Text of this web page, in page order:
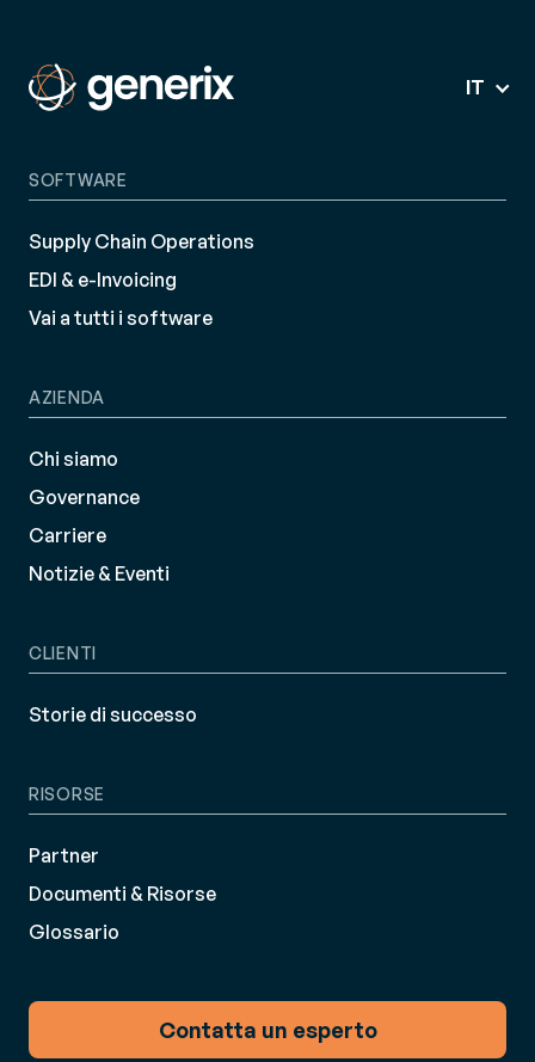
IT
SOFTWARE
Supply Chain Operations
EDI & e-Invoicing
Vai a tutti i software
AZIENDA
Chi siamo
Governance
Carriere
Notizie & Eventi
CLIENTI
Storie di successo
RISORSE
Partner
Documenti & Risorse
Glossario
Contatta un esperto